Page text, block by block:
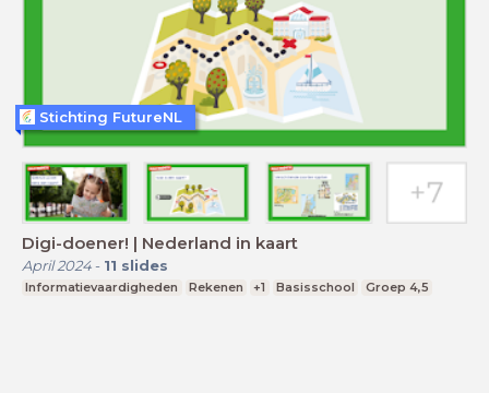
Digi-doener! | Nederland in kaart
April 2024- 11 slides
Informatievaardigheden Rekenen +1 Basisschool Groep 4,5
Stichting FutureNL